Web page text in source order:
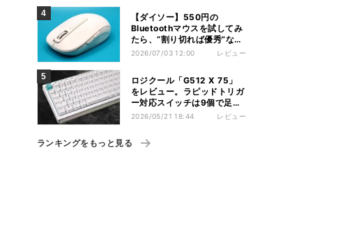
【ダイソー】550円の
Bluetoothマウスを試してみ
たら、“割り切れば優秀”な1
台だった
2026/07/03 12:00 レビュー
ロジクール「G512 X 75」
をレビュー。ラピッドトリガ
ー対応スイッチは9個で足り
るのか？
2026/05/21 18:44 レビュー
ランキングをもっと見る